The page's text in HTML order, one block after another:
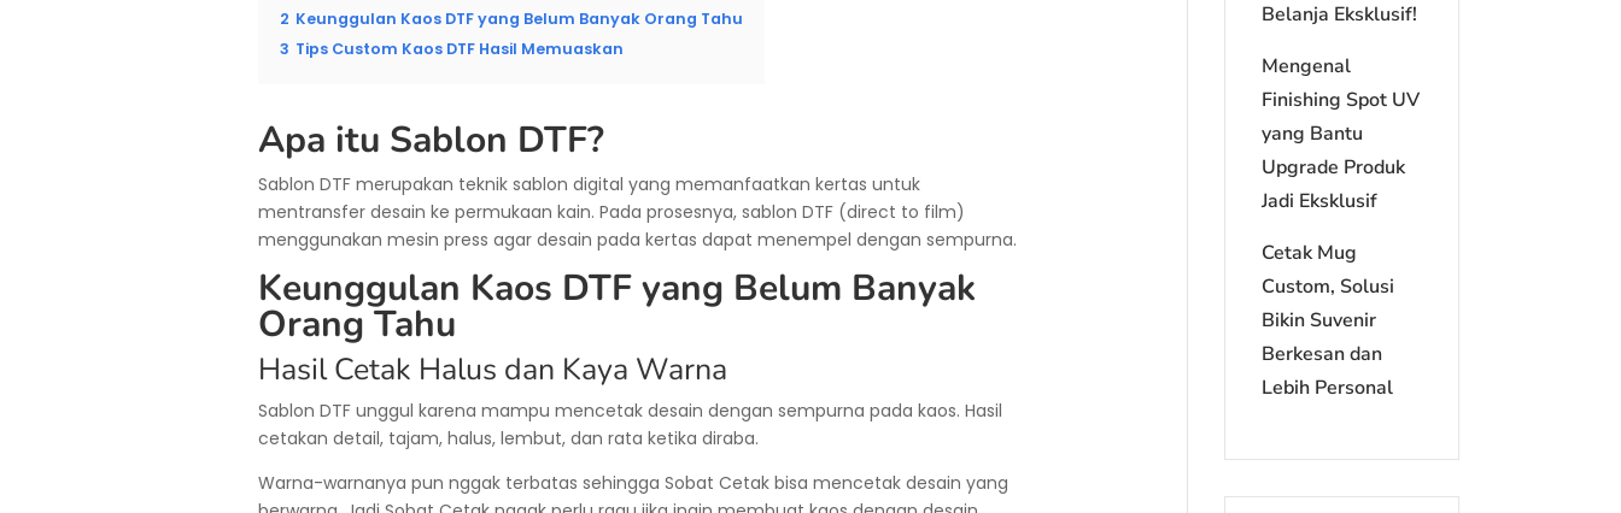
2 Keunggulan Kaos DTF yang Belum Banyak Orang Tahu
3 Tips Custom Kaos DTF Hasil Memuaskan
Apa itu Sablon DTF?
Sablon DTF merupakan teknik sablon digital yang memanfaatkan kertas untuk
mentransfer desain ke permukaan kain. Pada prosesnya, sablon DTF (direct to film)
menggunakan mesin press agar desain pada kertas dapat menempel dengan sempurna.
Keunggulan Kaos DTF yang Belum Banyak
Orang Tahu
Hasil Cetak Halus dan Kaya Warna
Sablon DTF unggul karena mampu mencetak desain dengan sempurna pada kaos. Hasil
cetakan detail, tajam, halus, lembut, dan rata ketika diraba.
Warna-warnanya pun nggak terbatas sehingga Sobat Cetak bisa mencetak desain yang
Belanja Eksklusif!
Mengenal
Finishing Spot UV
yang Bantu
Upgrade Produk
Jadi Eksklusif
Cetak Mug
Custom, Solusi
Bikin Suvenir
Berkesan dan
Lebih Personal